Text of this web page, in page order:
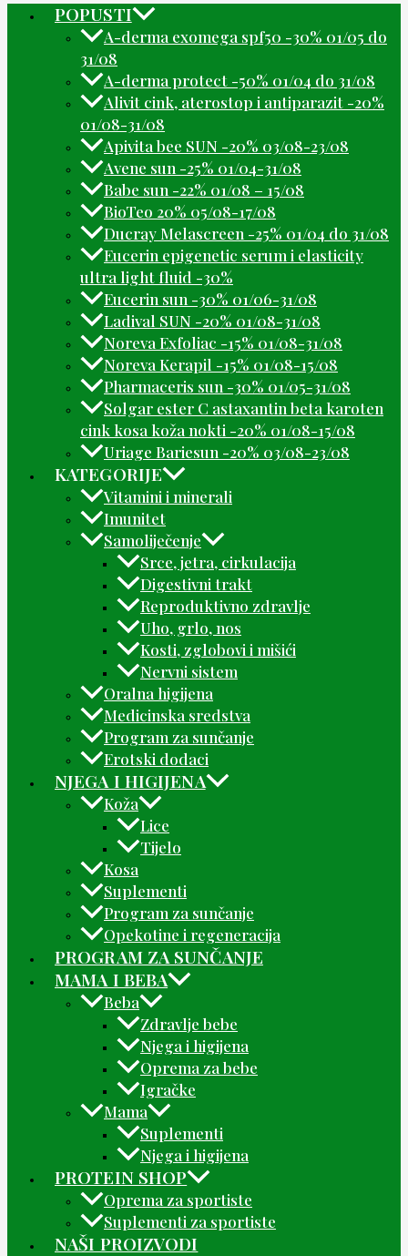
POPUSTI
A-derma exomega spf50 -30% 01/05 do
31/08
A-derma protect -50% 01/04 do 31/08
Alivit cink, aterostop i antiparazit -20%
01/08-31/08
Apivita bee SUN -20% 03/08-23/08
Avene sun -25% 01/04-31/08
Babe sun -22% 01/08 – 15/08
BioTeo 20% 05/08-17/08
Ducray Melascreen -25% 01/04 do 31/08
Eucerin epigenetic serum i elasticity
ultra light fluid -30%
Eucerin sun -30% 01/06-31/08
Ladival SUN -20% 01/08-31/08
Noreva Exfoliac -15% 01/08-31/08
Noreva Kerapil -15% 01/08-15/08
Pharmaceris sun -30% 01/05-31/08
Solgar ester C astaxantin beta karoten
cink kosa koža nokti -20% 01/08-15/08
Uriage Bariesun -20% 03/08-23/08
KATEGORIJE
Vitamini i minerali
Imunitet
Samoliječenje
Srce, jetra, cirkulacija
Digestivni trakt
Reproduktivno zdravlje
Uho, grlo, nos
Kosti, zglobovi i mišići
Nervni sistem
Oralna higijena
Medicinska sredstva
Program za sunčanje
Erotski dodaci
NJEGA I HIGIJENA
Koža
Lice
Tijelo
Kosa
Suplementi
Program za sunčanje
Opekotine i regeneracija
PROGRAM ZA SUNČANJE
MAMA I BEBA
Beba
Zdravlje bebe
Njega i higijena
Oprema za bebe
Igračke
Mama
Suplementi
Njega i higijena
PROTEIN SHOP
Oprema za sportiste
Suplementi za sportiste
NAŠI PROIZVODI